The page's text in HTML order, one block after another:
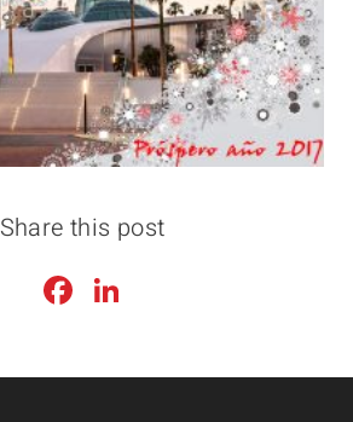
Share this post
Facebook